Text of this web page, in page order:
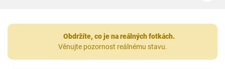
Obdržíte, co je na reálných fotkách.
Věnujte pozornost reálnému stavu.